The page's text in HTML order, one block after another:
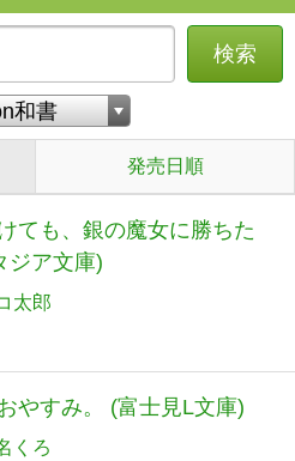
検索
発売日順
ても、銀の魔女に勝ちた
ジア文庫)
太郎
やすみ。 (富士見L文庫)
くろ